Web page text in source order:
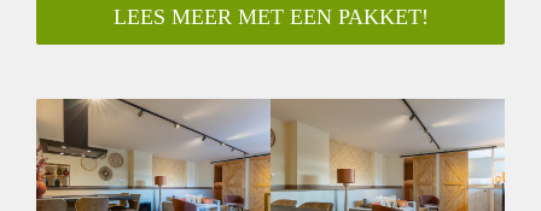
Dit prachtige ruime appartement heeft een zeer ruime
woonkamer met open keuken die is v.v. van alle benodigde
bed en een 1 badkamer met inloopdouche en
badkamermeubel en apart toilet.
Ligging
De ligging is perfect: rustig gelegen op de hoek van een
LEES MEER MET EEN PAKKET!